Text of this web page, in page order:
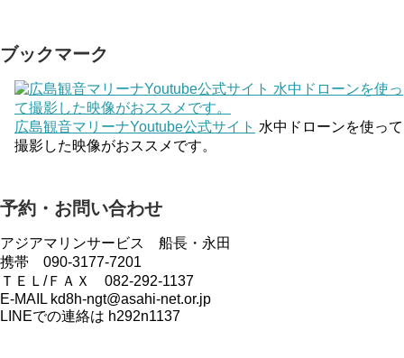
ブックマーク
広島観音マリーナYoutube公式サイト 水中ドローンを使って
撮影した映像がおススメです。
予約・お問い合わせ
アジアマリンサービス 船長・永田
携帯 090-3177-7201
ＴＥＬ/ＦＡＸ 082-292-1137
E-MAIL kd8h-ngt@asahi-net.or.jp
LINEでの連絡は h292n1137